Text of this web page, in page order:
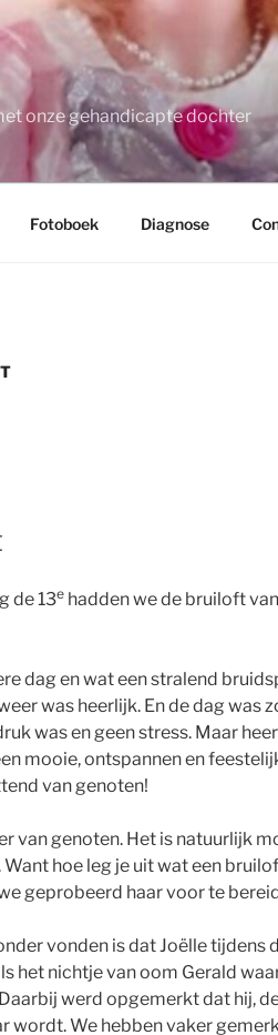
onze gehandicapte dochter
Fotoboek Diagnose
de 13e hadden we de bruiloft
dag en wat een stralend
was heerlijk. En de dag was
was en geen stress. Maar
mooie, ontspannen en
van genoten!
van genoten. Het is natuurlijk
hoe leg je uit wat een
geprobeerd haar voor te
vonden is dat Joëlle tijdens
het nichtje van oom Gerald
werd opgemerkt dat hij,
wordt. We hebben vaker